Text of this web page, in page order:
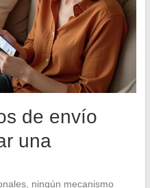
de envío
una
ningún mecanismo